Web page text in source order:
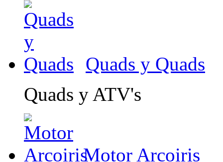
Quads y Quads
Quads y ATV's
Motor Arcoiris